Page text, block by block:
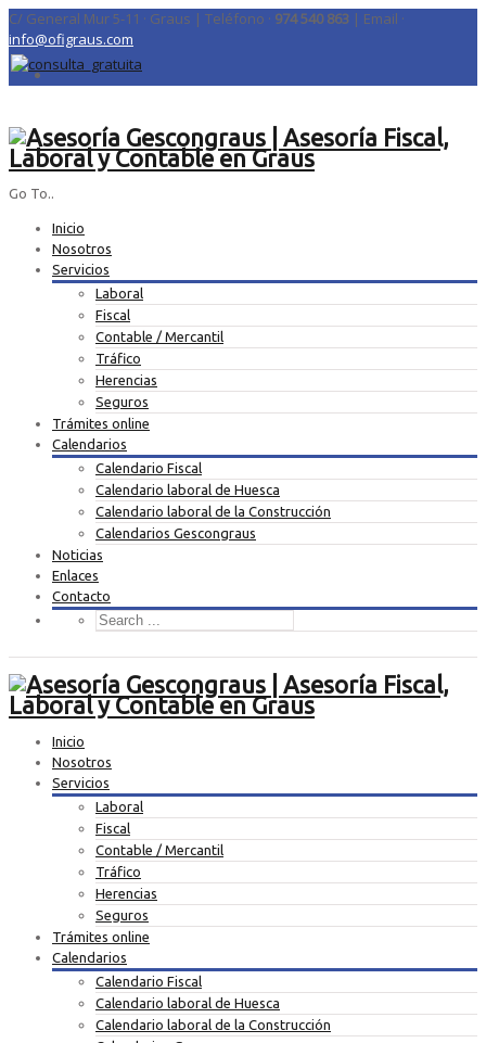
C/ General Mur 5-11 · Graus | Teléfono · 974 540 863 | Email ·
info@ofigraus.com
Go To..
Inicio
Nosotros
Servicios
Laboral
Fiscal
Contable / Mercantil
Tráfico
Herencias
Seguros
Trámites online
Calendarios
Calendario Fiscal
Calendario laboral de Huesca
Calendario laboral de la Construcción
Calendarios Gescongraus
Noticias
Enlaces
Contacto
Inicio
Nosotros
Servicios
Laboral
Fiscal
Contable / Mercantil
Tráfico
Herencias
Seguros
Trámites online
Calendarios
Calendario Fiscal
Calendario laboral de Huesca
Calendario laboral de la Construcción